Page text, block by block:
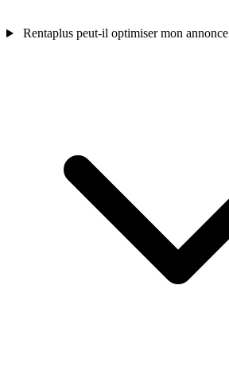
Rentaplus peut-il optimiser mon